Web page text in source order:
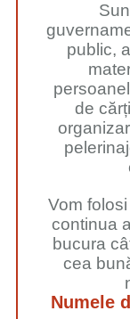
public,
de
Vom
continua
bucura
cea
Numele